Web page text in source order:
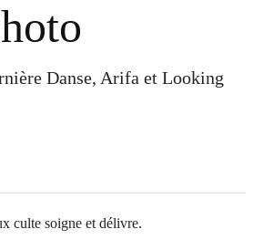
Danse, Arifa et Looking
culte soigne et délivre.